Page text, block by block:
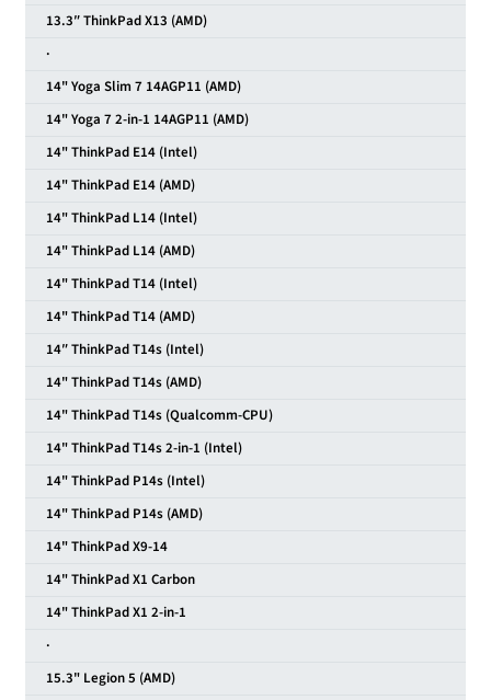
13.3″ ThinkPad X13 (AMD)
·
14" Yoga Slim 7 14AGP11 (AMD)
14" Yoga 7 2-in-1 14AGP11 (AMD)
14" ThinkPad E14 (Intel)
14" ThinkPad E14 (AMD)
14" ThinkPad L14 (Intel)
14" ThinkPad L14 (AMD)
14" ThinkPad T14 (Intel)
14" ThinkPad T14 (AMD)
14″ ThinkPad T14s (Intel)
14" ThinkPad T14s (AMD)
14" ThinkPad T14s (Qualcomm-CPU)
14" ThinkPad T14s 2-in-1 (Intel)
14" ThinkPad P14s (Intel)
14" ThinkPad P14s (AMD)
14" ThinkPad X9-14
14" ThinkPad X1 Carbon
14" ThinkPad X1 2-in-1
·
15.3" Legion 5 (AMD)